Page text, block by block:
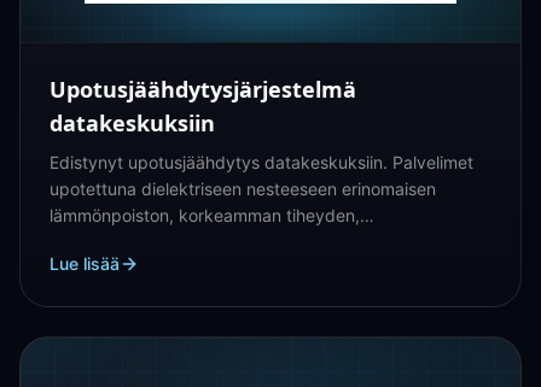
Upotusjäähdytysjärjestelmä
datakeskuksiin
Edistynyt upotusjäähdytys datakeskuksiin. Palvelimet
upotettuna dielektriseen nesteeseen erinomaisen
lämmönpoiston, korkeamman tiheyden,
Lue lisää